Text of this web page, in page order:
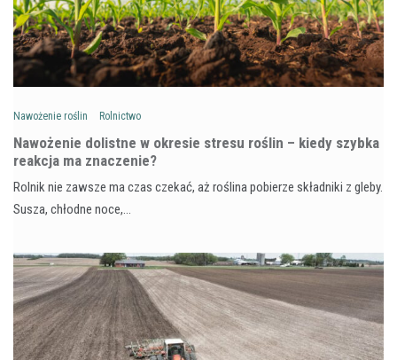
Nawożenie roślin Rolnictwo
Nawożenie dolistne w okresie stresu roślin – kiedy szybka
reakcja ma znaczenie?
Rolnik nie zawsze ma czas czekać, aż roślina pobierze składniki z gleby.
Susza, chłodne noce,…